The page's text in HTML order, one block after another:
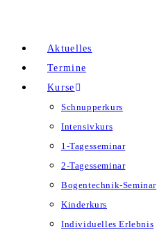
Aktuelles
Termine
Kurse
Schnupperkurs
Intensivkurs
1-Tagesseminar
2-Tagesseminar
Bogentechnik-Seminar
Kinderkurs
Individuelles Erlebnis